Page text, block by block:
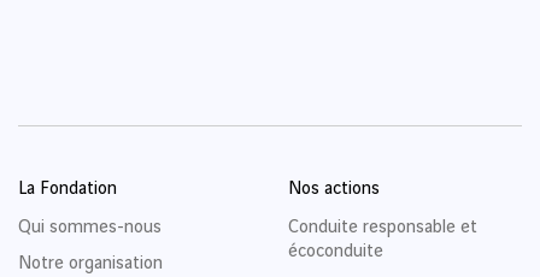
La Fondation
Qui sommes-nous
Notre organisation
Nos actions
Conduite responsable et
écoconduite